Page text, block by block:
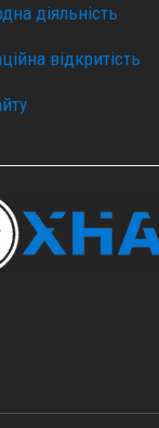
діяльність
відкритість